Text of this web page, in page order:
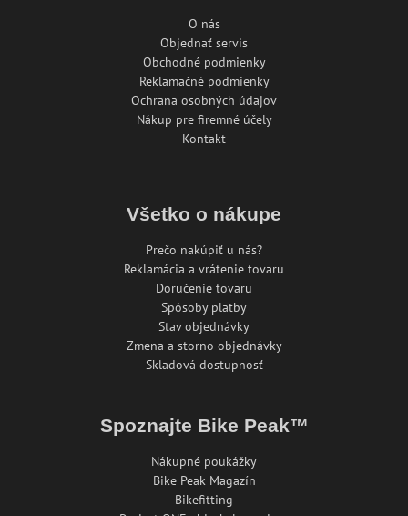
O nás
Objednať servis
Obchodné podmienky
Reklamačné podmienky
Ochrana osobných údajov
Nákup pre firemné účely
Kontakt
Všetko o nákupe
Prečo nakúpiť u nás?
Reklamácia a vrátenie tovaru
Doručenie tovaru
Spôsoby platby
Stav objednávky
Zmena a storno objednávky
Skladová dostupnosť
Spoznajte Bike Peak™
Nákupné poukážky
Bike Peak Magazín
Bikefitting